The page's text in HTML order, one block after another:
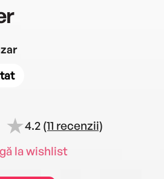
4.2 (11 recenzii)
la wishlist